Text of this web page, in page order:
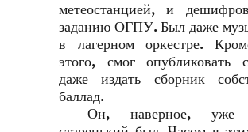
метеостанцией, и
заданию ОГПУ. Был даже
в лагерном оркестре.
этого, смог опубликовать
даже издать сборник
баллад.
– Он, наверное, уже